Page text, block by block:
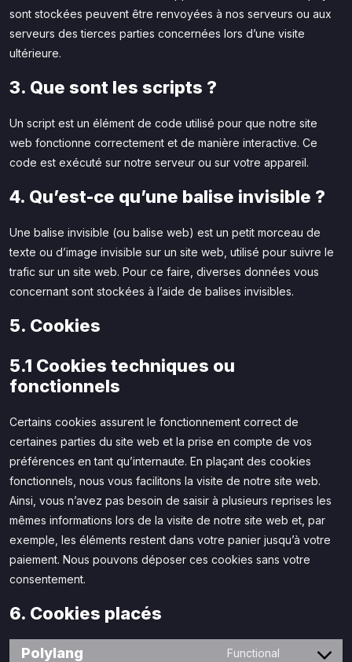
sont stockées peuvent être renvoyées à nos serveurs ou aux
serveurs des tierces parties concernées lors d’une visite
ultérieure.
3. Que sont les scripts ?
Un script est un élément de code utilisé pour que notre site
web fonctionne correctement et de manière interactive. Ce
code est exécuté sur notre serveur ou sur votre appareil.
4. Qu’est-ce qu’une balise invisible ?
Une balise invisible (ou balise web) est un petit morceau de
texte ou d’image invisible sur un site web, utilisé pour suivre le
trafic sur un site web. Pour ce faire, diverses données vous
concernant sont stockées à l’aide de balises invisibles.
5. Cookies
5.1 Cookies techniques ou
fonctionnels
Certains cookies assurent le fonctionnement correct de
certaines parties du site web et la prise en compte de vos
préférences en tant qu’internaute. En plaçant des cookies
fonctionnels, nous vous facilitons la visite de notre site web.
Ainsi, vous n’avez pas besoin de saisir à plusieurs reprises les
mêmes informations lors de la visite de notre site web et, par
exemple, les éléments restent dans votre panier jusqu’à votre
paiement. Nous pouvons déposer ces cookies sans votre
consentement.
6. Cookies placés
Polylang Functional